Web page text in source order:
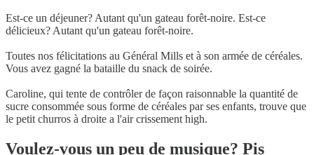
Est-ce un déjeuner? Autant qu'un gateau forêt-noire. Est-ce
délicieux? Autant qu'un gateau forêt-noire.
Toutes nos félicitations au Général Mills et à son armée de céréales.
Vous avez gagné la bataille du snack de soirée.
Caroline, qui tente de contrôler de façon raisonnable la quantité de
sucre consommée sous forme de céréales par ses enfants, trouve que
le petit churros à droite a l'air crissement high.
Voulez-vous un peu de musique? Pis